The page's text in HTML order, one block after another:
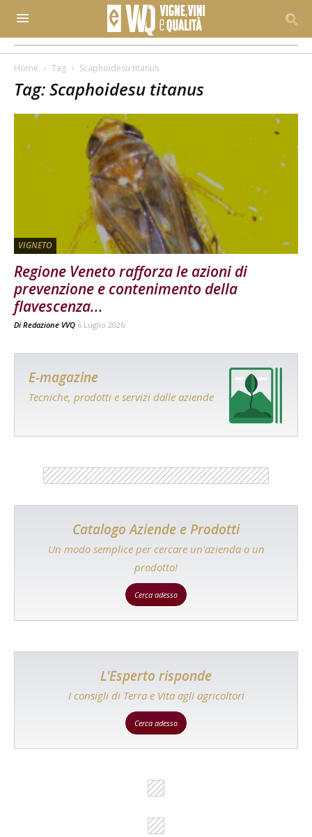
Home Tag Scaphoidesu titanus
Tag: Scaphoidesu titanus
VIGNETO
Regione Veneto rafforza le azioni di
prevenzione e contenimento della
flavescenza...
Di Redazione VVQ 6 Luglio 2026
E-magazine
Tecniche, prodotti e servizi dalle aziende
Catalogo Aziende e Prodotti
Un modo semplice per cercare un'azienda o un
prodotto!
Cerca adesso
L'Esperto risponde
I consigli di Terra e Vita agli agricoltori
Cerca adesso